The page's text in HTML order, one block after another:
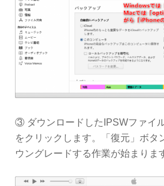
③ ダウンロードしたIPSWファイ
をクリックします。「復元」ボタ
ウングレードする作業が始まりま